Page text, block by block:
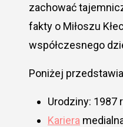
zachować
fakty o Miłoszu
współczesnego
Poniżej
Urodziny: 1987
Kariera